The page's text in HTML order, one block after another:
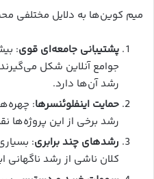
میم کوین‌ها به دلایل مختلفی
پشتیبانی جامعه‌ای قوی:
جوامع آنلاین شکل
رشد آن‌ها دارد.
حمایت اینفلوئنسرها:
رشد برخی از این پروژه‌ها
رشدهای چند برابری:
کلان ناشی از رشد